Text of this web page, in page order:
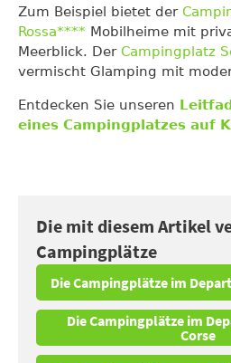
Zum Beispiel bietet der
Rossa**** Mobilheime mit
Meerblick. Der Campingplatz
vermischt Glamping mit
Entdecken Sie unseren
eines Campingplatzes auf
Die mit diesem Artikel
Campingplätze
Die Campingplätze im
Die Campingplätze im
Corse